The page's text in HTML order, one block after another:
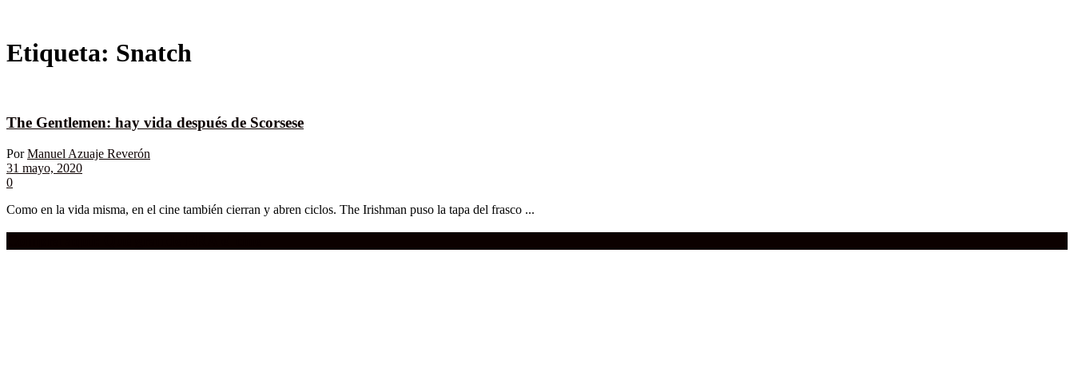
Etiqueta: Snatch
The Gentlemen: hay vida después de Scorsese
Por Manuel Azuaje Reverón
31 mayo, 2020
0
Como en la vida misma, en el cine también cierran y abren ciclos. The Irishman puso la tapa del frasco ...